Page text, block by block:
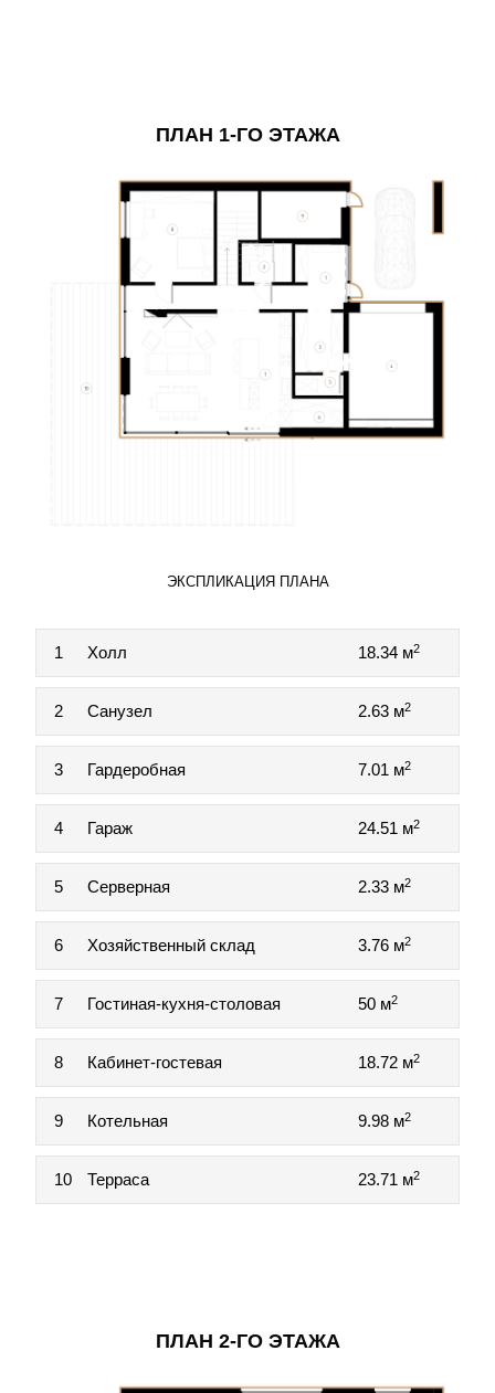
ПЛАН 1-ГО ЭТАЖА
ЭКСПЛИКАЦИЯ ПЛАНА
1 Холл 18.34 м2
2 Санузел 2.63 м2
3 Гардеробная 7.01 м2
4 Гараж 24.51 м2
5 Серверная 2.33 м2
6 Хозяйственный склад 3.76 м2
7 Гостиная-кухня-столовая 50 м2
8 Кабинет-гостевая 18.72 м2
9 Котельная 9.98 м2
10 Терраса 23.71 м2
ПЛАН 2-ГО ЭТАЖА